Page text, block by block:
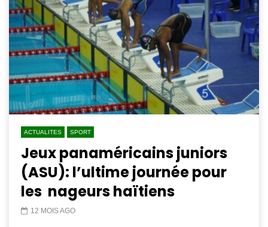
ACTUALITES SPORT
Jeux panaméricains juniors
(ASU): l’ultime journée pour
les nageurs haïtiens
12 MOIS AGO